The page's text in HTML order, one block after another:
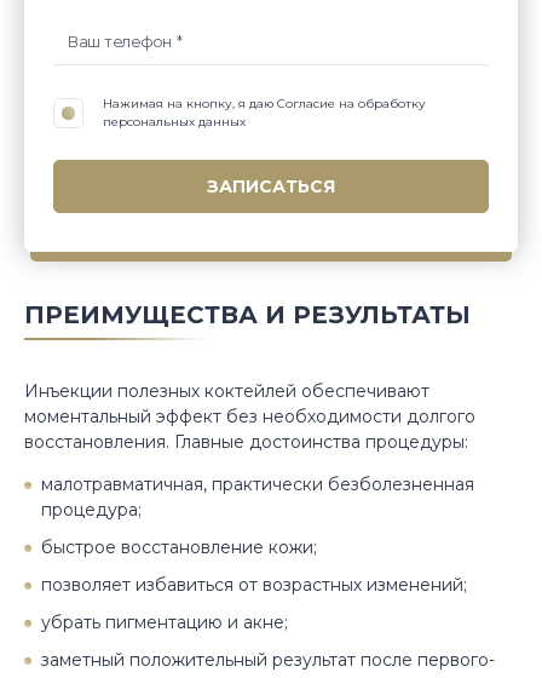
Нажимая на кнопку, я даю Согласие на обработку
персональных данных
ПРЕИМУЩЕСТВА И РЕЗУЛЬТАТЫ
Инъекции полезных коктейлей обеспечивают
моментальный эффект без необходимости долгого
восстановления. Главные достоинства процедуры:
малотравматичная, практически безболезненная
процедура;
быстрое восстановление кожи;
позволяет избавиться от возрастных изменений;
убрать пигментацию и акне;
заметный положительный результат после первого-